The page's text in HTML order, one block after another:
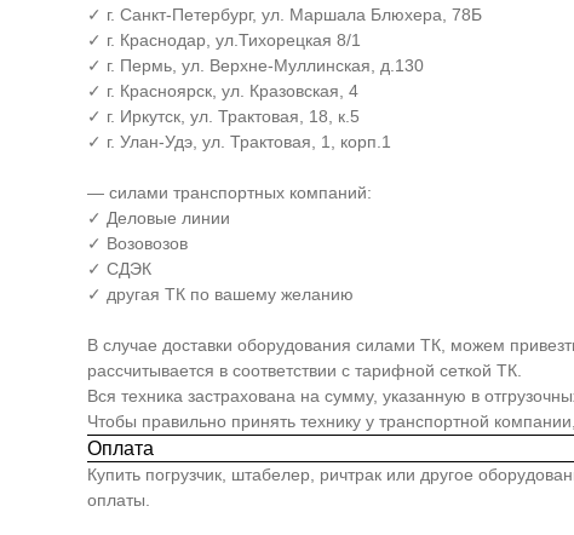
✓ г. Санкт-Петербург, ул. Маршала Блюхера, 78Б
✓ г. Краснодар, ул.Тихорецкая 8/1
✓ г. Пермь, ул. Верхне-Муллинская, д.130
✓ г. Красноярск, ул. Кразовская, 4
✓ г. Иркутск, ул. Трактовая, 18, к.5
✓ г. Улан-Удэ, ул. Трактовая, 1, корп.1
— силами транспортных компаний:
✓ Деловые линии
✓ Возовозов
✓ СДЭК
✓ другая ТК по вашему желанию
В случае доставки оборудования силами ТК, можем
рассчитывается в соответствии с тарифной сеткой ТК.
Вся техника застрахована на сумму, указанную в
Чтобы правильно принять технику у транспортной
Оплата
Купить погрузчик, штабелер, ричтрак или другое
оплаты.